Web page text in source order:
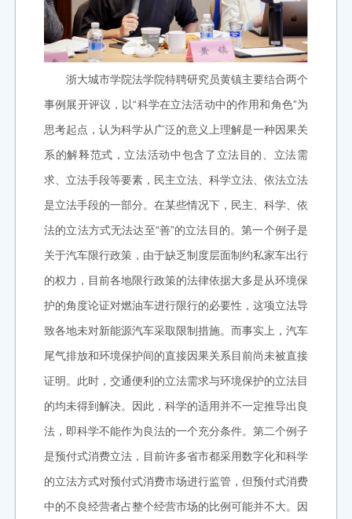
浙大城市学院法学院特聘研究员黄镇主要结合两个
事例展开评议，以“科学在立法活动中的作用和角色”为
思考起点，认为科学从广泛的意义上理解是一种因果关
系的解释范式，立法活动中包含了立法目的、立法需
求、立法手段等要素，民主立法、科学立法、依法立法
是立法手段的一部分。在某些情况下，民主、科学、依
法的立法方式无法达至“善”的立法目的。第一个例子是
关于汽车限行政策，由于缺乏制度层面制约私家车出行
的权力，目前各地限行政策的法律依据大多是从环境保
护的角度论证对燃油车进行限行的必要性，这项立法导
致各地未对新能源汽车采取限制措施。而事实上，汽车
尾气排放和环境保护间的直接因果关系目前尚未被直接
证明。此时，交通便利的立法需求与环境保护的立法目
的均未得到解决。因此，科学的适用并不一定推导出良
法，即科学不能作为良法的一个充分条件。第二个例子
是预付式消费立法，目前许多省市都采用数字化和科学
的立法方式对预付式消费市场进行监管，但预付式消费
中的不良经营者占整个经营市场的比例可能并不大。因